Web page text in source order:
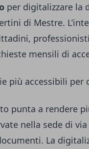
per digitalizzare la
di Mestre.
mensili di
più accessibili per
punta a rendere
nella sede di
La